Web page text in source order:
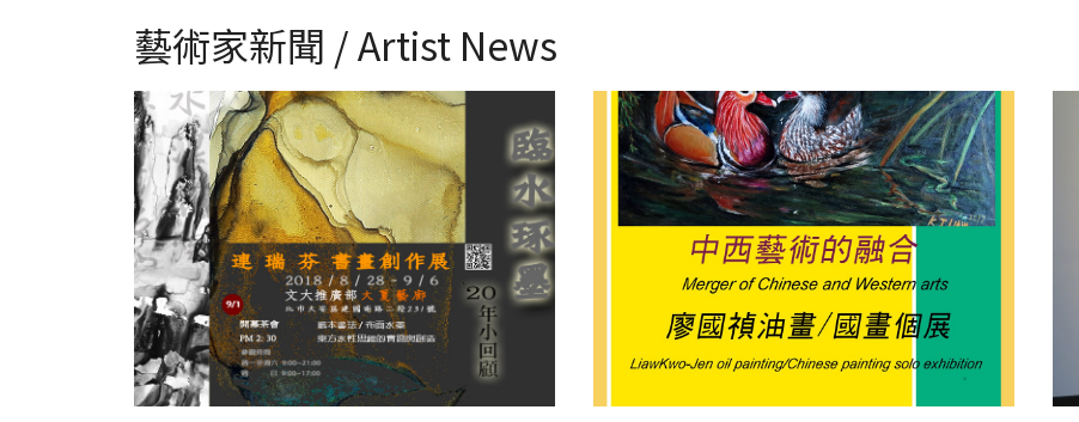
藝術家新聞 / Artist News
20年小回顧 — 連瑞芬書畫創作展 中西藝術的融合-廖國禎油畫國畫個展